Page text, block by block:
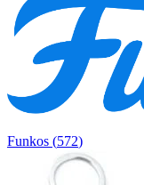
Funkos (572)